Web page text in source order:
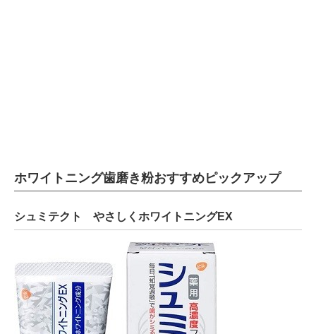
ホワイトニング歯磨き粉おすすめピックアップ
シュミテクト やさしくホワイトニングEX